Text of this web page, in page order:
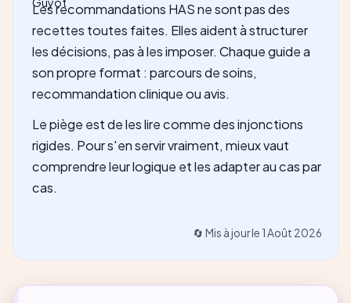
Les recommandations HAS ne sont pas des
recettes toutes faites. Elles aident à structurer
les décisions, pas à les imposer. Chaque guide a
son propre format : parcours de soins,
recommandation clinique ou avis.
Le piège est de les lire comme des injonctions
rigides. Pour s'en servir vraiment, mieux vaut
comprendre leur logique et les adapter au cas par
cas.
🔄 Mis à jour le 1 Août 2026